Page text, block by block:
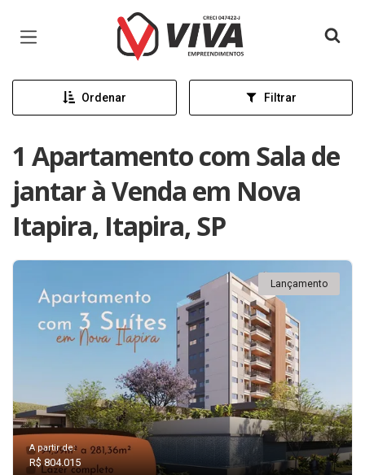
Página inicial
Ordenar Filtrar
1 Apartamento com Sala de
jantar à Venda em Nova
Itapira, Itapira, SP
Lançamento
A partir de:
R$ 804.015